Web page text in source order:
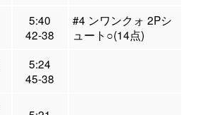
5:40
42-38
#4 ンワンクォ 2Pシ
ュート○(14点)
5:24
45-38